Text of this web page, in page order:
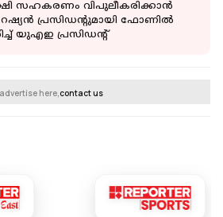
സഹകരണം വിപുലീകരിക്കാൻ
പ്രസിഡന്റുമായി ഫോണിൽ
യുഎഇ പ്രസിഡന്റ്
here,contact us